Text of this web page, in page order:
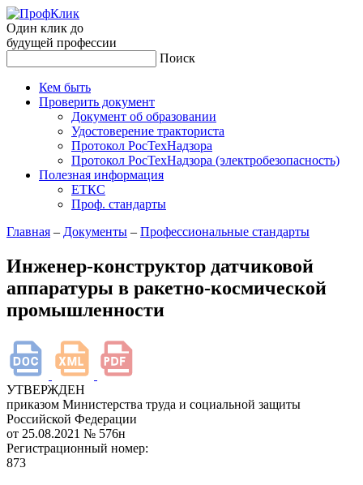
Один клик до
будущей профессии
Поиск
Кем быть
Проверить документ
Документ об образовании
Удостоверение тракториста
Протокол РосТехНадзора
Протокол РосТехНадзора (электробезопасность)
Полезная информация
ЕТКС
Проф. стандарты
Главная – Документы – Профессиональные стандарты
Инженер-конструктор датчиковой
аппаратуры в ракетно-космической
промышленности
УТВЕРЖДЕН
приказом Министерства труда и социальной защиты
Российской Федерации
от 25.08.2021 № 576н
Регистрационный номер:
873